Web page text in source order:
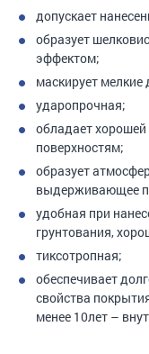
допускает
образует
эффектом;
маскирует мелкие
ударопрочная;
обладает
поверхностям;
образует
выдерживающее
удобная при
грунтования,
тиксотропная;
обеспечивает
свойства
менее 10лет –